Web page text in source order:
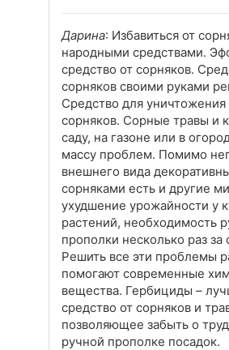
Дарина: Избавиться от
народными средствами.
средство от сорняков.
сорняков своими руками
Средство для уничтожения
сорняков. Сорные травы и
саду, на газоне или в
массу проблем. Помимо
внешнего вида
сорняками есть и другие
ухудшение урожайности у
растений, необходимость
прополки несколько раз за
Решить все эти проблемы
помогают современные
вещества. Гербициды –
средство от сорняков и
позволяющее забыть о
ручной прополке посадок.